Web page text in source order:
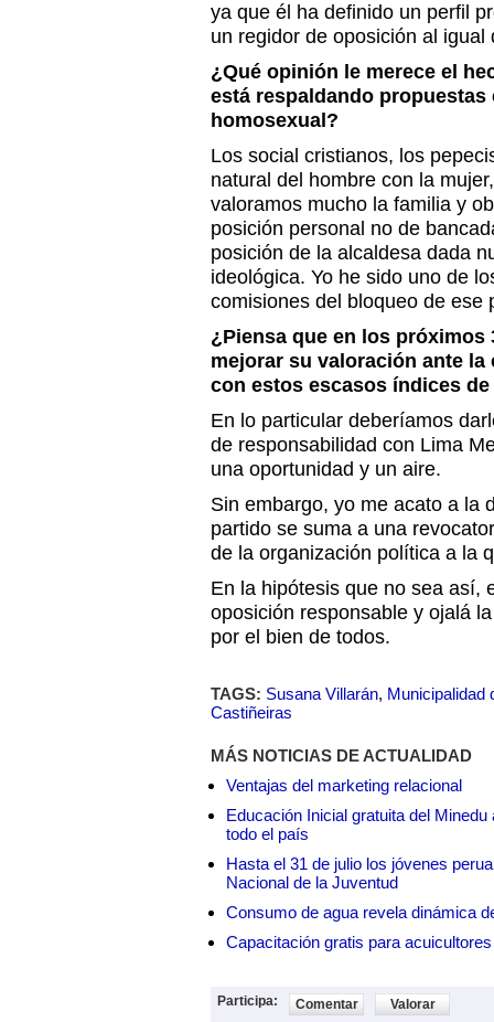
ya que él ha definido un perfil
un regidor de oposición al igual
¿Qué opinión le merece el
está respaldando
homosexual?
Los social cristianos, los
natural del hombre con la
valoramos mucho la familia y
posición personal no de
posición de la alcaldesa dada
ideológica. Yo he sido uno de
comisiones del bloqueo de ese
¿Piensa que en los próximos
mejorar su valoración ante
con estos escasos índices
En lo particular deberíamos
de responsabilidad con Lima
una oportunidad y un aire.
Sin embargo, yo me acato a la
partido se suma a una
de la organización política a la
En la hipótesis que no sea así,
oposición responsable y ojalá
por el bien de todos.
TAGS: Susana Villarán, Municipalidad
Castiñeiras
MÁS NOTICIAS DE ACTUALIDAD
Ventajas del marketing relacional
Educación Inicial gratuita del
todo el país
Hasta el 31 de julio los jóvenes
Nacional de la Juventud
Consumo de agua revela dinámica
Capacitación gratis para
Participa: Comentar Valorar